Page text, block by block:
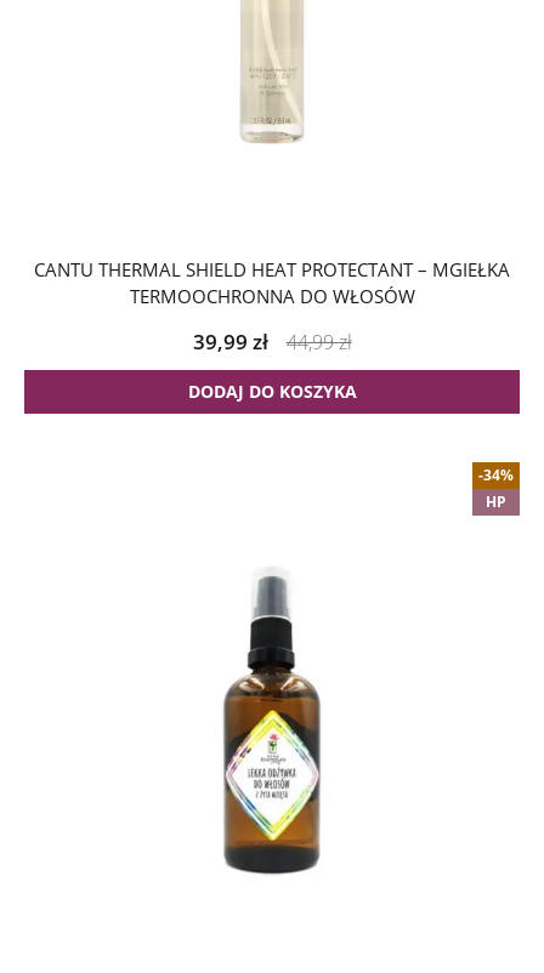
CANTU THERMAL SHIELD HEAT PROTECTANT – MGIEŁKA
TERMOOCHRONNA DO WŁOSÓW
39,99 zł 44,99zł
DODAJ DO KOSZYKA
-34%
HP